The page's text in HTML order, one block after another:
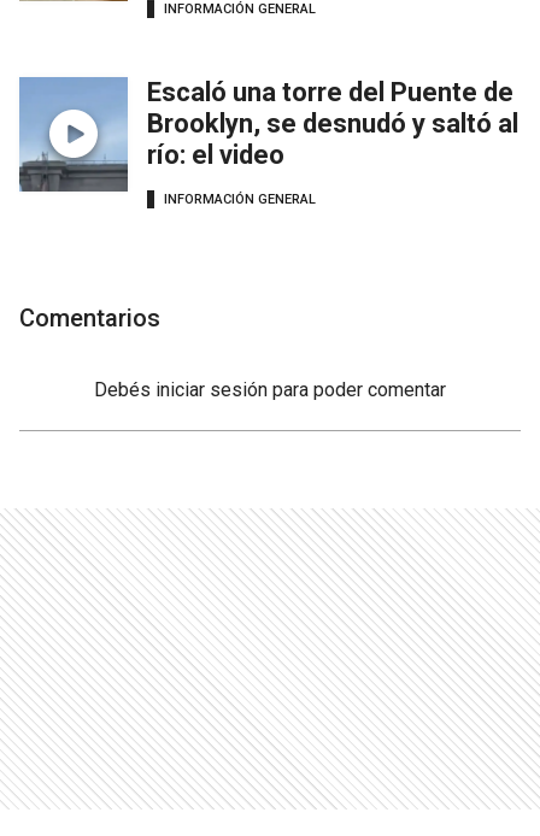
INFORMACIÓN GENERAL
Escaló una torre del Puente de
Brooklyn, se desnudó y saltó al
río: el video
INFORMACIÓN GENERAL
Comentarios
Debés iniciar sesión para poder comentar